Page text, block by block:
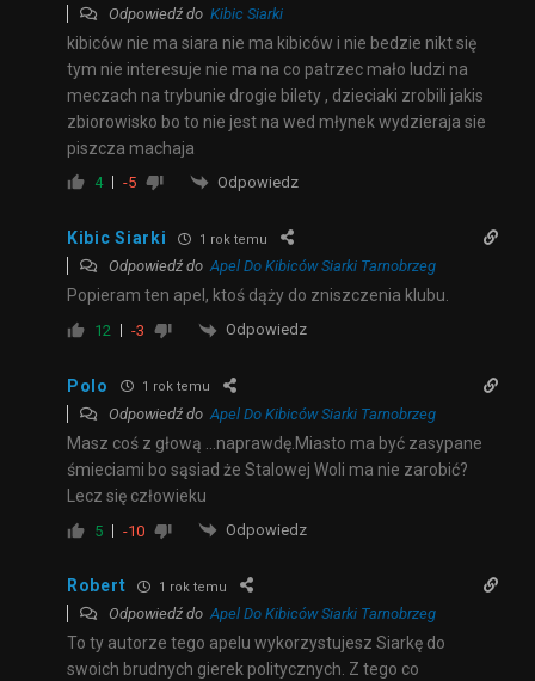
Odpowiedź do Kibic Siarki
kibiców nie ma siara nie ma kibiców i nie bedzie nikt się
tym nie interesuje nie ma na co patrzec mało ludzi na
meczach na trybunie drogie bilety , dzieciaki zrobili jakis
zbiorowisko bo to nie jest na wed młynek wydzieraja sie
piszcza machaja
4 -5 Odpowiedz
Kibic Siarki 1 rok temu
Odpowiedź doApel Do Kibiców Siarki Tarnobrzeg
Popieram ten apel, ktoś dąży do zniszczenia klubu.
12 -3 Odpowiedz
Polo 1 rok temu
Odpowiedź do Apel Do Kibiców Siarki Tarnobrzeg
Masz coś z głową …naprawdę.Miasto ma być zasypane
śmieciami bo sąsiad że Stalowej Woli ma nie zarobić?
Lecz się człowieku
5 -10 Odpowiedz
Robert 1 rok temu
Odpowiedź doApel Do Kibiców Siarki Tarnobrzeg
To ty autorze tego apelu wykorzystujesz Siarkę do
swoich brudnych gierek politycznych. Z tego co